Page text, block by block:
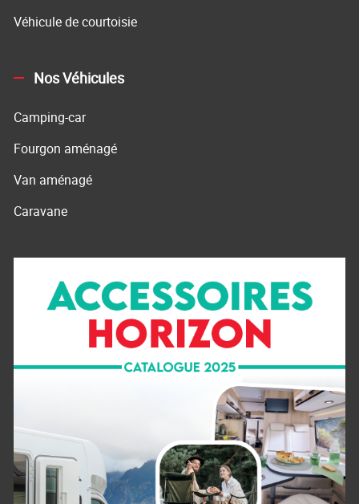
Véhicule de courtoisie
Nos Véhicules
Camping-car
Fourgon aménagé
Van aménagé
Caravane